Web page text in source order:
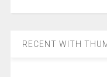
RECENT WITH